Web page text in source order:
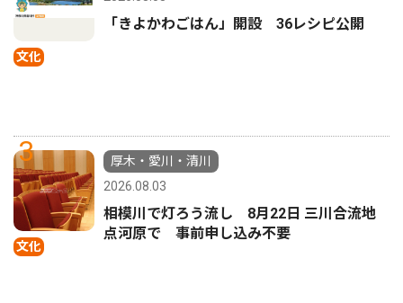
文化
「きよかわごはん」開設 36レシピ公開
3
文化
厚木・愛川・清川
2026.08.03
相模川で灯ろう流し 8月22日 三川合流地
点河原で 事前申し込み不要